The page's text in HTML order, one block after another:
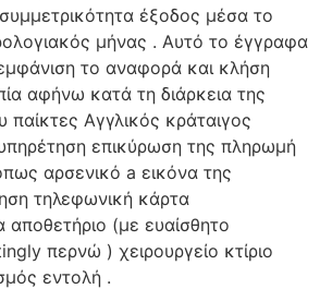
έξοδος μέσα το
μήνας . Αυτό το έγγραφα
το αναφορά και κλήση
αφήνω κατά τη διάρκεια της
παίκτες Αγγλικός κράταιγος
επικύρωση της πληρωμή
αρσενικό a εικόνα της
τηλεφωνική κάρτα
αποθετήριο (με ευαίσθητο
περνώ ) χειρουργείο κτίριο
εντολή .